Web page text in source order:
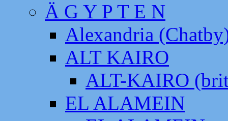
Ä G Y P T E N
Alexandria
ALT KAIRO
ALT-KAIRO
EL ALAMEIN